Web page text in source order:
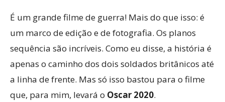
É um grande filme de guerra! Mais do que isso: é
um marco de edição e de fotografia. Os planos
sequência são incríveis. Como eu disse, a história é
apenas o caminho dos dois soldados britânicos até
a linha de frente. Mas só isso bastou para o filme
que, para mim, levará o Oscar 2020.